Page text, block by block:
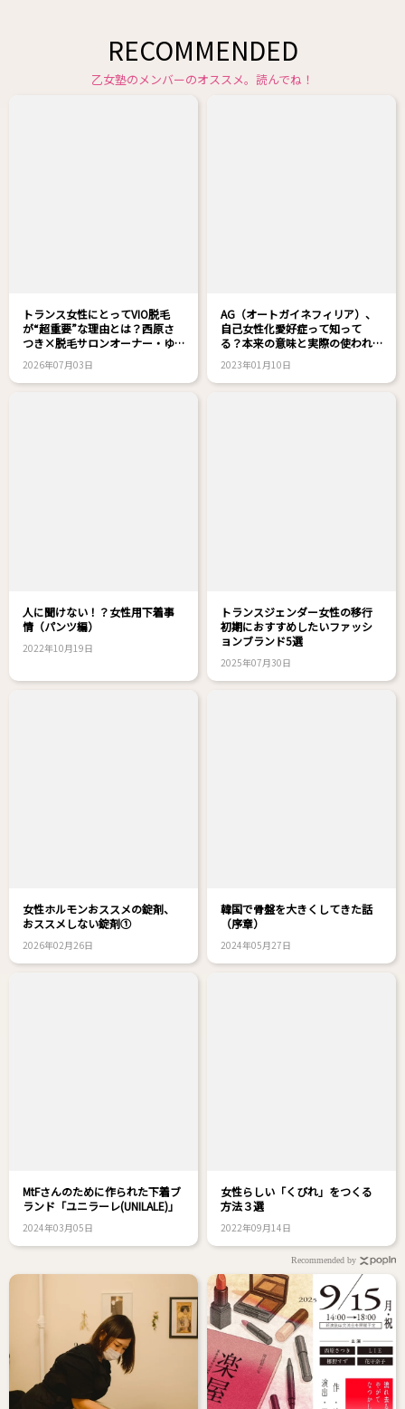
RECOMMENDED
乙女塾のメンバーのオススメ。読んでね！
トランス女性にとってVIO脱毛
が“超重要”な理由とは？西原さ
つき×脱毛サロンオーナー・ゆ
2026年07月03日
AG（オートガイネフィリア）、
自己女性化愛好症って知って
る？本来の意味と実際の使われ
2023年01月10日
人に聞けない！？女性用下着事
情（パンツ編）
2022年10月19日
トランスジェンダー女性の移行
初期におすすめしたいファッシ
ョンブランド5選
2025年07月30日
女性ホルモンおススメの錠剤、
おススメしない錠剤①
2026年02月26日
韓国で骨盤を大きくしてきた話
（序章）
2024年05月27日
MtFさんのために作られた下着ブ
ランド「ユニラーレ(UNILALE)」
2024年03月05日
女性らしい「くびれ」をつくる
方法３選
2022年09月14日
Recommended by